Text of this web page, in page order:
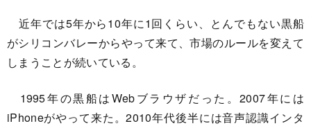
近年では5年から10年に1回くらい、とんでもない黒船
がシリコンバレーからやって来て、市場のルールを変えて
しまうことが続いている。
1995年の黒船はWebブラウザだった。2007年には
iPhoneがやって来た。2010年代後半には音声認識インタ